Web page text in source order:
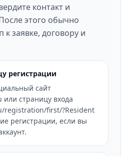
контакт и
этого обычно
к заявке, договору и
регистрации
сайт
страницу входа
registration/first/?Resident
регистрации, если вы